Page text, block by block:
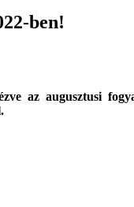
ben!
az augusztusi